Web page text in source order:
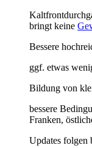
bringt keine
Bessere
ggf. etwas
Bildung von
bessere
Franken,
Updates folgen